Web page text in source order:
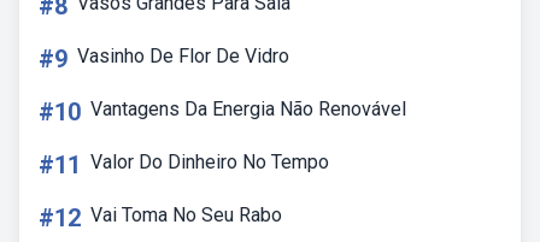
#8
#9 Vasinho De Flor De Vidro
#10 Vantagens Da Energia Não Renovável
#11 Valor Do Dinheiro No Tempo
#12 Vai Toma No Seu Rabo